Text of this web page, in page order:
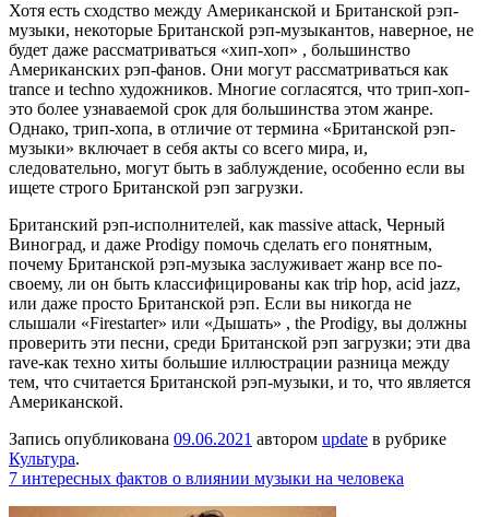
Хотя есть сходство между Американской и Британской рэп-
музыки, некоторые Британской рэп-музыкантов, наверное, не
будет даже рассматриваться «хип-хоп» , большинство
Американских рэп-фанов. Они могут рассматриваться как
trance и techno художников. Многие согласятся, что трип-хоп-
это более узнаваемой срок для большинства этом жанре.
Однако, трип-хопа, в отличие от термина «Британской рэп-
музыки» включает в себя акты со всего мира, и,
следовательно, могут быть в заблуждение, особенно если вы
ищете строго Британской рэп загрузки.
Британский рэп-исполнителей, как massive attack, Черный
Виноград, и даже Prodigy помочь сделать его понятным,
почему Британской рэп-музыка заслуживает жанр все по-
своему, ли он быть классифицированы как trip hop, acid jazz,
или даже просто Британской рэп. Если вы никогда не
слышали «Firestarter» или «Дышать» , the Prodigy, вы должны
проверить эти песни, среди Британской рэп загрузки; эти два
rave-как техно хиты большие иллюстрации разница между
тем, что считается Британской рэп-музыки, и то, что является
Американской.
Запись опубликована 09.06.2021 автором update в рубрике
Культура.
7 интересных фактов о влиянии музыки на человека